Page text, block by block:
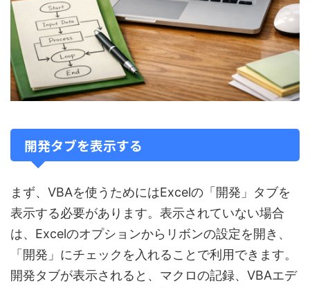
開発タブを表示する
まず、VBAを使うためにはExcelの「開発」タブを
表示する必要があります。表示されていない場合
は、Excelのオプションからリボンの設定を開き、
「開発」にチェックを入れることで利用できます。
開発タブが表示されると、マクロの記録、VBAエデ